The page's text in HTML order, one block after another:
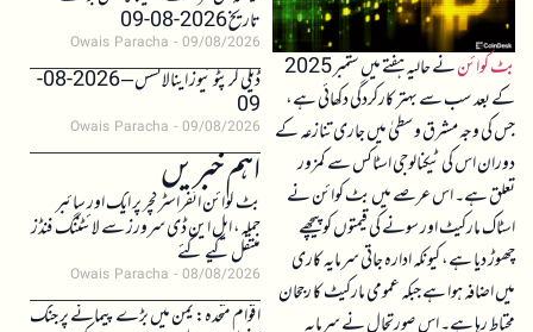
بٹ کوائن
نے حالیہ ہفتے میں ستمبر 2025
کے بعد سب سے بہتر کارکردگی دکھائی ہے،
جس کی وجہ مشرق وسطیٰ میں جاری تنازعہ کے
دوران اس کی ٹیکنالوجی اسٹاکس سے کمزور
تعلق ہے۔ اس عرصے میں بٹ کوائن نے
اسٹاک مارکیٹ اور سونے کی قیمتوں کو پیچھے
چھوڑ دیا ہے، کیونکہ ادارہ جاتی سرمایہ کاری
میں اضافہ ہوا ہے جبکہ عمومی مارکیٹ کا رجحان
تاریخ 2026-08-09
Owais Paracha 09/08/2026
ڈیلی کرپٹو نیوز اینالائسس – 2026-08-
09
Owais Paracha 09/08/2026
اہم خبریں
بٹ کوائن انفراسٹرکچر پر ایک اور سائبر
حملہ، ایل این ڈی سرورز سے لائٹننگ فنڈز
منتقل کیے گئے
Owais Paracha 08/08/2026
اقوام متحدہ: یمن میں بڑے پیمانے پر جنگ